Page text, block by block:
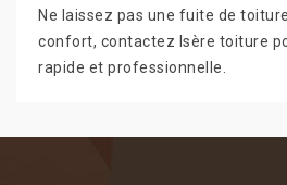
Ne laissez pas une fuite de
confort, contactez Isère toiture
rapide et professionnelle.